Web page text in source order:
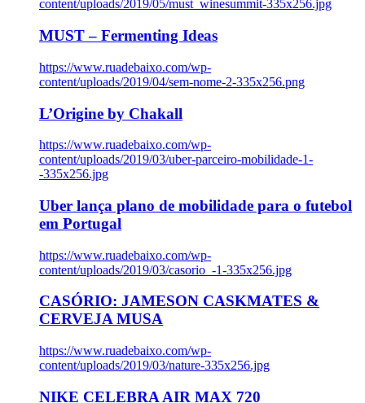
content/uploads/2019/05/must_winesummit-335x256.jpg
MUST – Fermenting Ideas
https://www.ruadebaixo.com/wp-
content/uploads/2019/04/sem-nome-2-335x256.png
L’Origine by Chakall
https://www.ruadebaixo.com/wp-
content/uploads/2019/03/uber-parceiro-mobilidade-1-
-335x256.jpg
Uber lança plano de mobilidade para o futebol
em Portugal
https://www.ruadebaixo.com/wp-
content/uploads/2019/03/casorio_-1-335x256.jpg
CASÓRIO: JAMESON CASKMATES &
CERVEJA MUSA
https://www.ruadebaixo.com/wp-
content/uploads/2019/03/nature-335x256.jpg
NIKE CELEBRA AIR MAX 720